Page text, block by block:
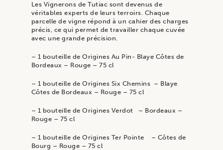
Les Vignerons de Tutiac sont devenus de
véritables experts de leurs terroirs. Chaque
parcelle de vigne répond à un cahier des charges
précis, ce qui permet de travailler chaque cuvée
avec une grande précision.
– 1 bouteille de Origines Au Pin- Blaye Côtes de
Bordeaux – Rouge – 75 cl
– 1 bouteille de Origines Six Chemins – Blaye
Côtes de Bordeaux – Rouge – 75 cl
– 1 bouteille de Origines Verdot – Bordeaux –
Rouge – 75 cl
– 1 bouteille de Origines Ter Pointe – Côtes de
Bourg – Rouge – 75 cl